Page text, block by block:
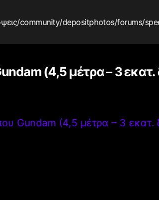
/community/depositphotos/forums/
(4,5 μέτρα – 3 εκατ.
Gundam (4,5 μέτρα – 3 εκατ.